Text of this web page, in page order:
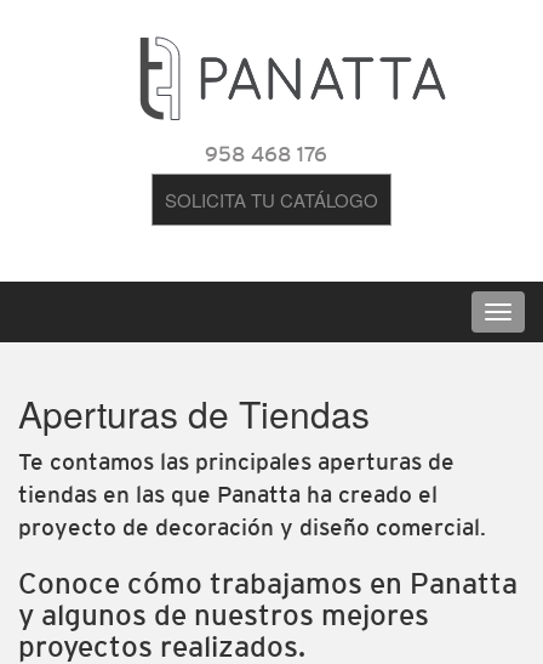
958 468 176
SOLICITA TU CATÁLOGO
Aperturas de Tiendas
Te contamos las principales aperturas de
tiendas en las que Panatta ha creado el
proyecto de decoración y diseño comercial.
Conoce cómo trabajamos en Panatta
y algunos de nuestros mejores
proyectos realizados.